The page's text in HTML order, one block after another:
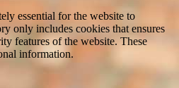
essential for the website to
only includes cookies that ensures
features of the website. These
information.